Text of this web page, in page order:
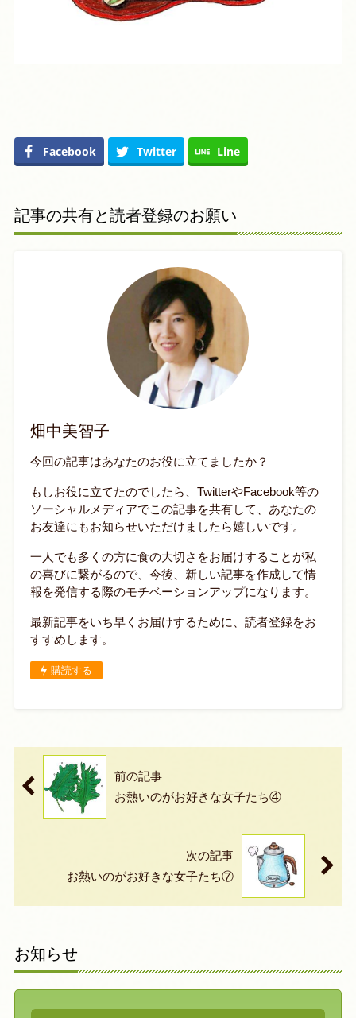
Facebook Twitter Line
記事の共有と読者登録のお願い
畑中美智子
今回の記事はあなたのお役に立てましたか？
もしお役に立てたのでしたら、TwitterやFacebook等の
ソーシャルメディアでこの記事を共有して、あなたの
お友達にもお知らせいただけましたら嬉しいです。
一人でも多くの方に食の大切さをお届けすることが私
の喜びに繋がるので、今後、新しい記事を作成して情
報を発信する際のモチベーションアップになります。
最新記事をいち早くお届けするために、読者登録をお
すすめします。
購読する
前の記事
お熱いのがお好きな女子たち④
次の記事
お熱いのがお好きな女子たち⑦
お知らせ